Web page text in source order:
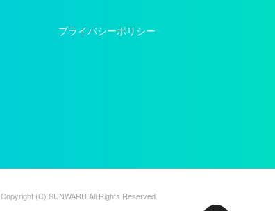
プライバシーポリシー
Copyright (C) SUNWARD All Rights Reserved